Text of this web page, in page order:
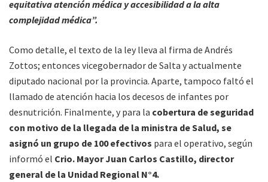
equitativa atención médica y accesibilidad a la alta
complejidad médica”.
Como detalle, el texto de la ley lleva al firma de Andrés
Zottos; entonces vicegobernador de Salta y actualmente
diputado nacional por la provincia. Aparte, tampoco faltó el
llamado de atención hacia los decesos de infantes por
desnutrición. Finalmente, y para la cobertura de seguridad
con motivo de la llegada de la ministra de Salud, se
asignó un grupo de 100 efectivos para el operativo, según
informó el Crio. Mayor Juan Carlos Castillo, director
general de la Unidad Regional N°4.